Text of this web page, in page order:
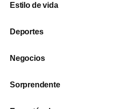
Estilo de vida
Deportes
Negocios
Sorprendente